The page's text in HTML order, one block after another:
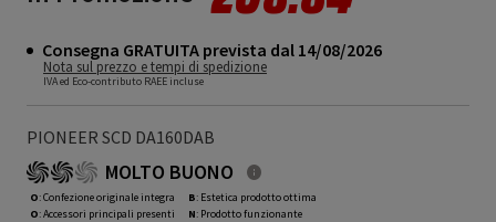
Consegna GRATUITA prevista dal 14/08/2026
Nota sul prezzo e tempi di spedizione
IVA ed Eco-contributo RAEE incluse
PIONEER SCD DA160DAB
MOLTO BUONO
O: Confezione originale integra
O: Accessori principali presenti
B: Estetica prodotto ottima
N: Prodotto funzionante